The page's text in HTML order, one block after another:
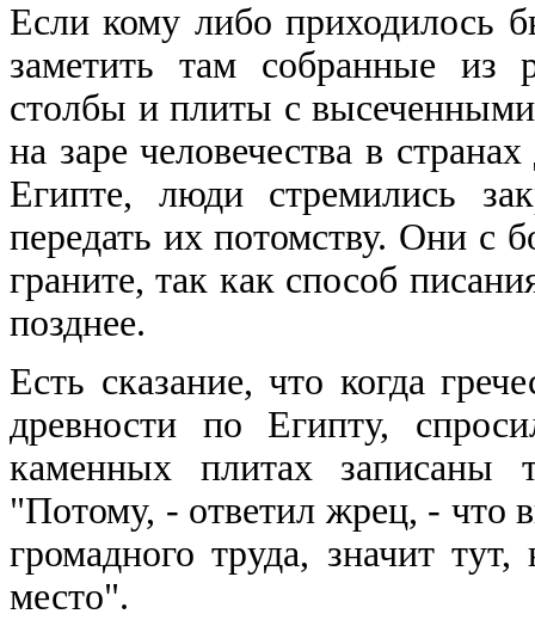
Если кому либо приходилось
заметить там собранные из
столбы и плиты с
на заре человечества в
Египте, люди стремились
передать их потомству. Они с
граните, так как способ
позднее.
Есть сказание, что когда
древности по Египту,
каменных плитах записаны
"Потому, - ответил жрец, - что
громадного труда, значит
место".